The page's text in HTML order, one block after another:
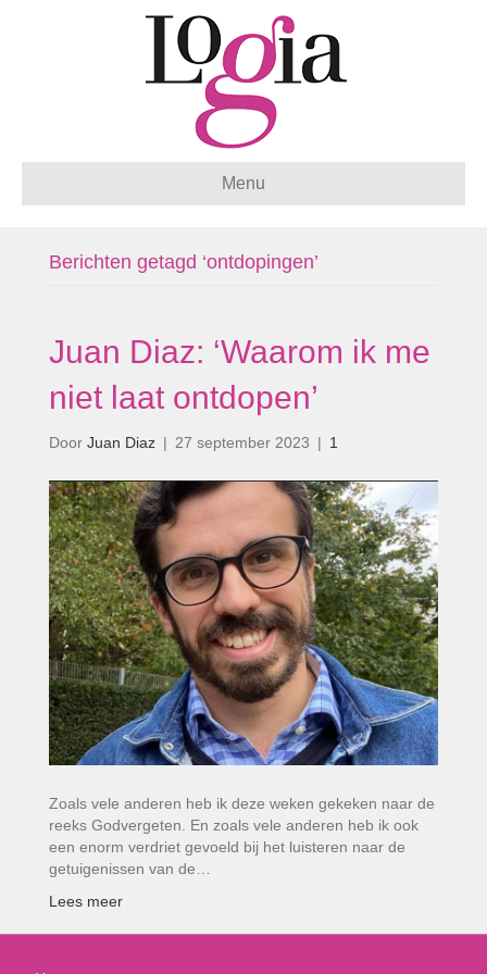
Menu
Berichten getagd ‘ontdopingen’
Juan Diaz: ‘Waarom ik me
niet laat ontdopen’
Door Juan Diaz | 27 september 2023 | 1
Zoals vele anderen heb ik deze weken gekeken naar de
reeks Godvergeten. En zoals vele anderen heb ik ook
een enorm verdriet gevoeld bij het luisteren naar de
getuigenissen van de…
Lees meer